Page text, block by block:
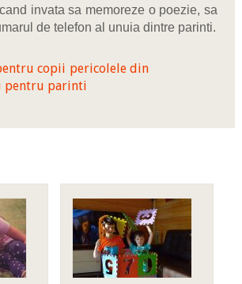
invata sa memoreze o poezie, sa
de telefon al unuia dintre parinti.
copii pericolele din
pentru parinti